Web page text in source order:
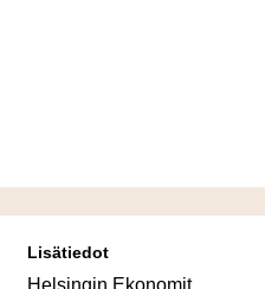
Lisätiedot
Helsingin Ekonomit